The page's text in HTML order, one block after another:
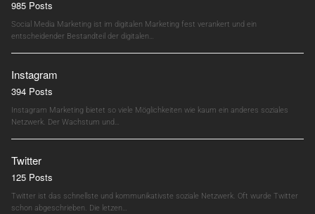
985 Posts
Social Media Marketing ist im digitalen Marketing fest verankert und ein
entscheidender Bestandteil der digitalen…
Instagram
394 Posts
Instagram Marketing bietet so viele Möglichkeiten wie kaum ein anderes soziales
Netzwerk. Der Wachstum und…
Twitter
125 Posts
Twitter ist das schnellste und kommunikativste soziale Netzwerk. Oft wurde Twitter
schon abgeschrieben. Die letzen…